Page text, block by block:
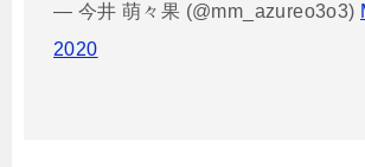
— 今井 萌々果 (@mm_azureo3o3)
2020